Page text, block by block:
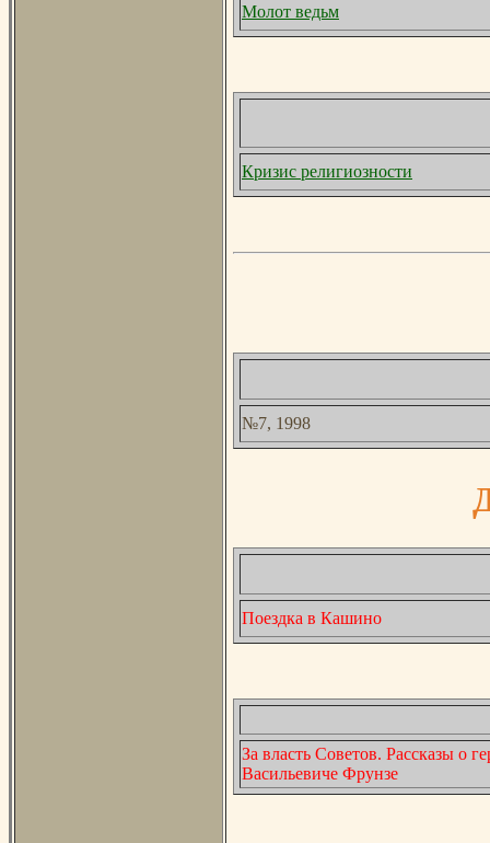
Молот ведьм
Кризис религиозности
№7, 1998
Поездка в Кашино
За власть Советов. Рассказы о
Васильевиче Фрунзе